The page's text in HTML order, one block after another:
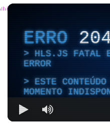
ERRO
HLS.JS FATAL
ERROR
ESTE
MOMENTO